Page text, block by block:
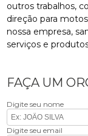
outros trabalhos,
direção para
nossa empresa,
serviços e
FAÇA UM
Digite seu nome
Digite seu email